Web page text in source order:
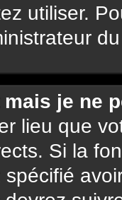
utiliser.
je ne
lieu que
Si la